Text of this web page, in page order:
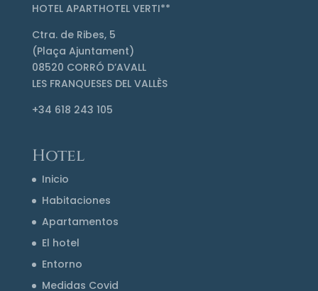
HOTEL APARTHOTEL VERTI**
Ctra. de Ribes, 5
(Plaça Ajuntament)
08520 CORRÓ D’AVALL
LES FRANQUESES DEL VALLÈS
+34 618 243 105
Hotel
Inicio
Habitaciones
Apartamentos
El hotel
Entorno
Medidas Covid